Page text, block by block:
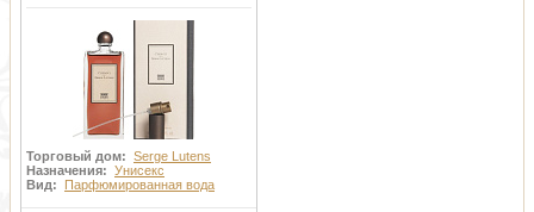
Торговый дом: Serge Lutens
Назначения: Унисекс
Вид: Парфюмированная вода